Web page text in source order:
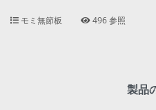
モミ無節板 496 参照
製品